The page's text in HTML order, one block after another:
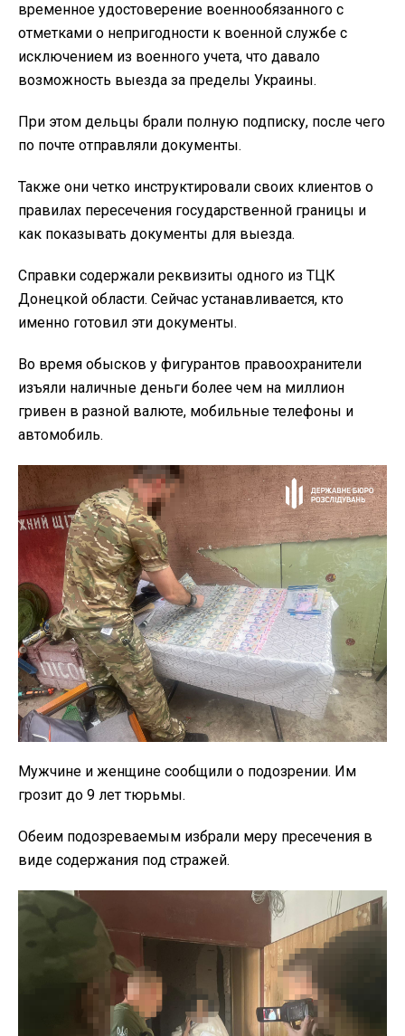
временное удостоверение военнообязанного с
отметками о непригодности к военной службе с
исключением из военного учета, что давало
возможность выезда за пределы Украины.
При этом дельцы брали полную подписку, после чего
по почте отправляли документы.
Также они четко инструктировали своих клиентов о
правилах пересечения государственной границы и
как показывать документы для выезда.
Справки содержали реквизиты одного из ТЦК
Донецкой области. Сейчас устанавливается, кто
именно готовил эти документы.
Во время обысков у фигурантов правоохранители
изъяли наличные деньги более чем на миллион
гривен в разной валюте, мобильные телефоны и
автомобиль.
Мужчине и женщине сообщили о подозрении. Им
грозит до 9 лет тюрьмы.
Обеим подозреваемым избрали меру пресечения в
виде содержания под стражей.